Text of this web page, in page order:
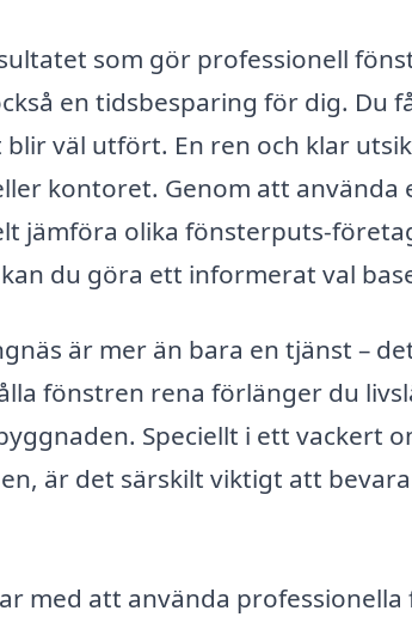
som gör professionell
en tidsbesparing för dig. Du
väl utfört. En ren och klar
kontoret. Genom att använda
jämföra olika fönsterputs-
du göra ett informerat val
är mer än bara en tjänst –
fönstren rena förlänger du
Speciellt i ett vackert
är det särskilt viktigt att
med att använda